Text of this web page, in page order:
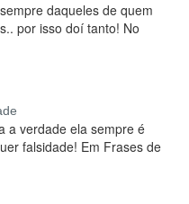
daqueles de quem
por isso doí tanto! No
a verdade ela sempre é
falsidade! Em Frases de